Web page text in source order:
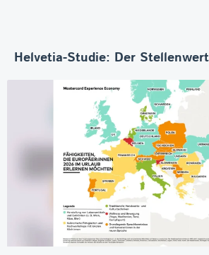
Helvetia-Studie: Der